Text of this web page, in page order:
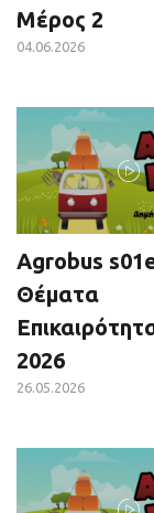
Μέρος 2
04.06.2026
Agrobus
Θέματα
2026
26.05.2026